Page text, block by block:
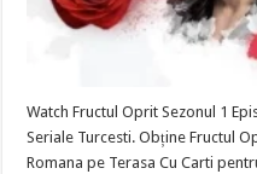
Watch Fructul Oprit Sezonul 1
Seriale Turcesti. Obține Fructul
Romana pe Terasa Cu Carti